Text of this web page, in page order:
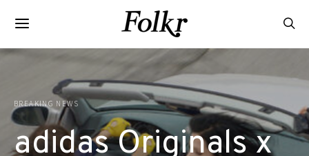
BREAKING NEWS
adidas Originals x